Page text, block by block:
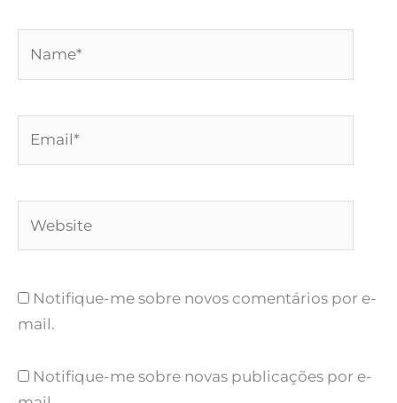
Notifique-me sobre novos comentários por e-
mail.
Notifique-me sobre novas publicações por e-